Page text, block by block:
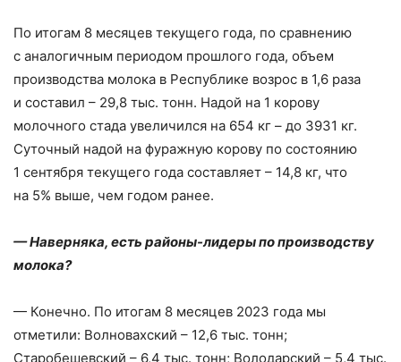
По итогам 8 месяцев текущего года, по сравнению
с аналогичным периодом прошлого года, объем
производства молока в Республике возрос в 1,6 раза
и составил – ​29,8 тыс. тонн. Надой на 1 корову
молочного стада увеличился на 654 кг – ​до 3931 кг.
Суточный надой на фуражную корову по состоянию
1 сентября текущего года составляет – ​14,8 кг, что
на 5% выше, чем годом ранее.
— Наверняка, есть районы-­лидеры по производству
молока?
— Конечно. По итогам 8 месяцев 2023 года мы
отметили: Волновахский – ​12,6 тыс. тонн;
Старобешевский – ​6,4 тыс. тонн; Володарский – ​5,4 тыс.